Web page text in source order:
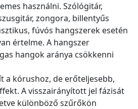
használni. Szólógitár,
zongora, billentyűs
fúvós hangszerek esetén
értelme. A hangszer
hangok aránya csökkenni
a kórushoz, de erőteljesebb,
A visszairányított jel fázisát
különböző szűrőkön